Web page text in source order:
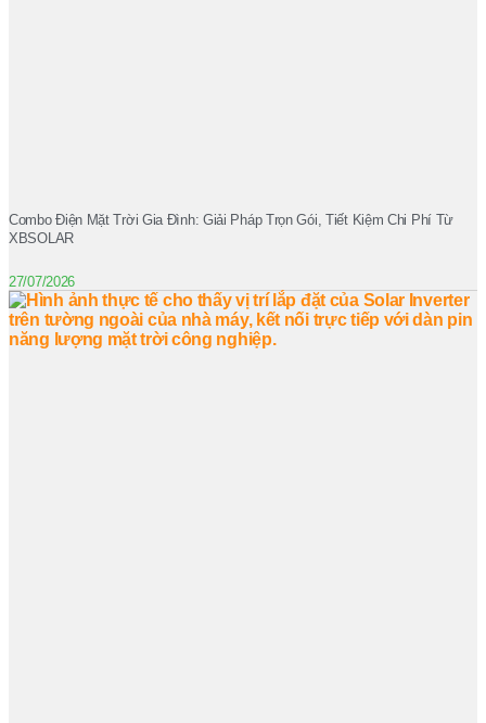
Combo Điện Mặt Trời Gia Đình: Giải Pháp Trọn Gói, Tiết Kiệm Chi Phí Từ
XBSOLAR
27/07/2026